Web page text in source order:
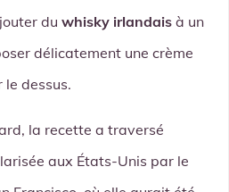
du whisky irlandais à un
délicatement une crème
dessus.
la recette a traversé
aux États-Unis par le